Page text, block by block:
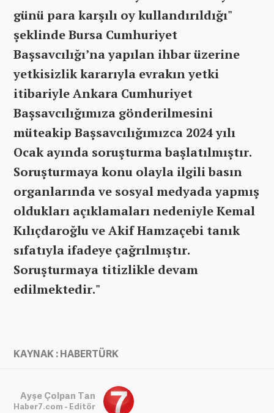
günü para karşılı oy kullandırıldığı"
şeklinde Bursa Cumhuriyet
Başsavcılığı’na yapılan ihbar üzerine
yetkisizlik kararıyla evrakın yetki
itibariyle Ankara Cumhuriyet
Başsavcılığımıza gönderilmesini
müteakip Başsavcılığımızca 2024 yılı
Ocak ayında soruşturma başlatılmıştır.
Soruşturmaya konu olayla ilgili basın
organlarında ve sosyal medyada yapmış
oldukları açıklamaları nedeniyle Kemal
Kılıçdaroğlu ve Akif Hamzaçebi tanık
sıfatıyla ifadeye çağrılmıştır.
Soruşturmaya titizlikle devam
edilmektedir."
KAYNAK : HABERTÜRK
Ayşe Çolpan Tan
Haber7.com - Editör